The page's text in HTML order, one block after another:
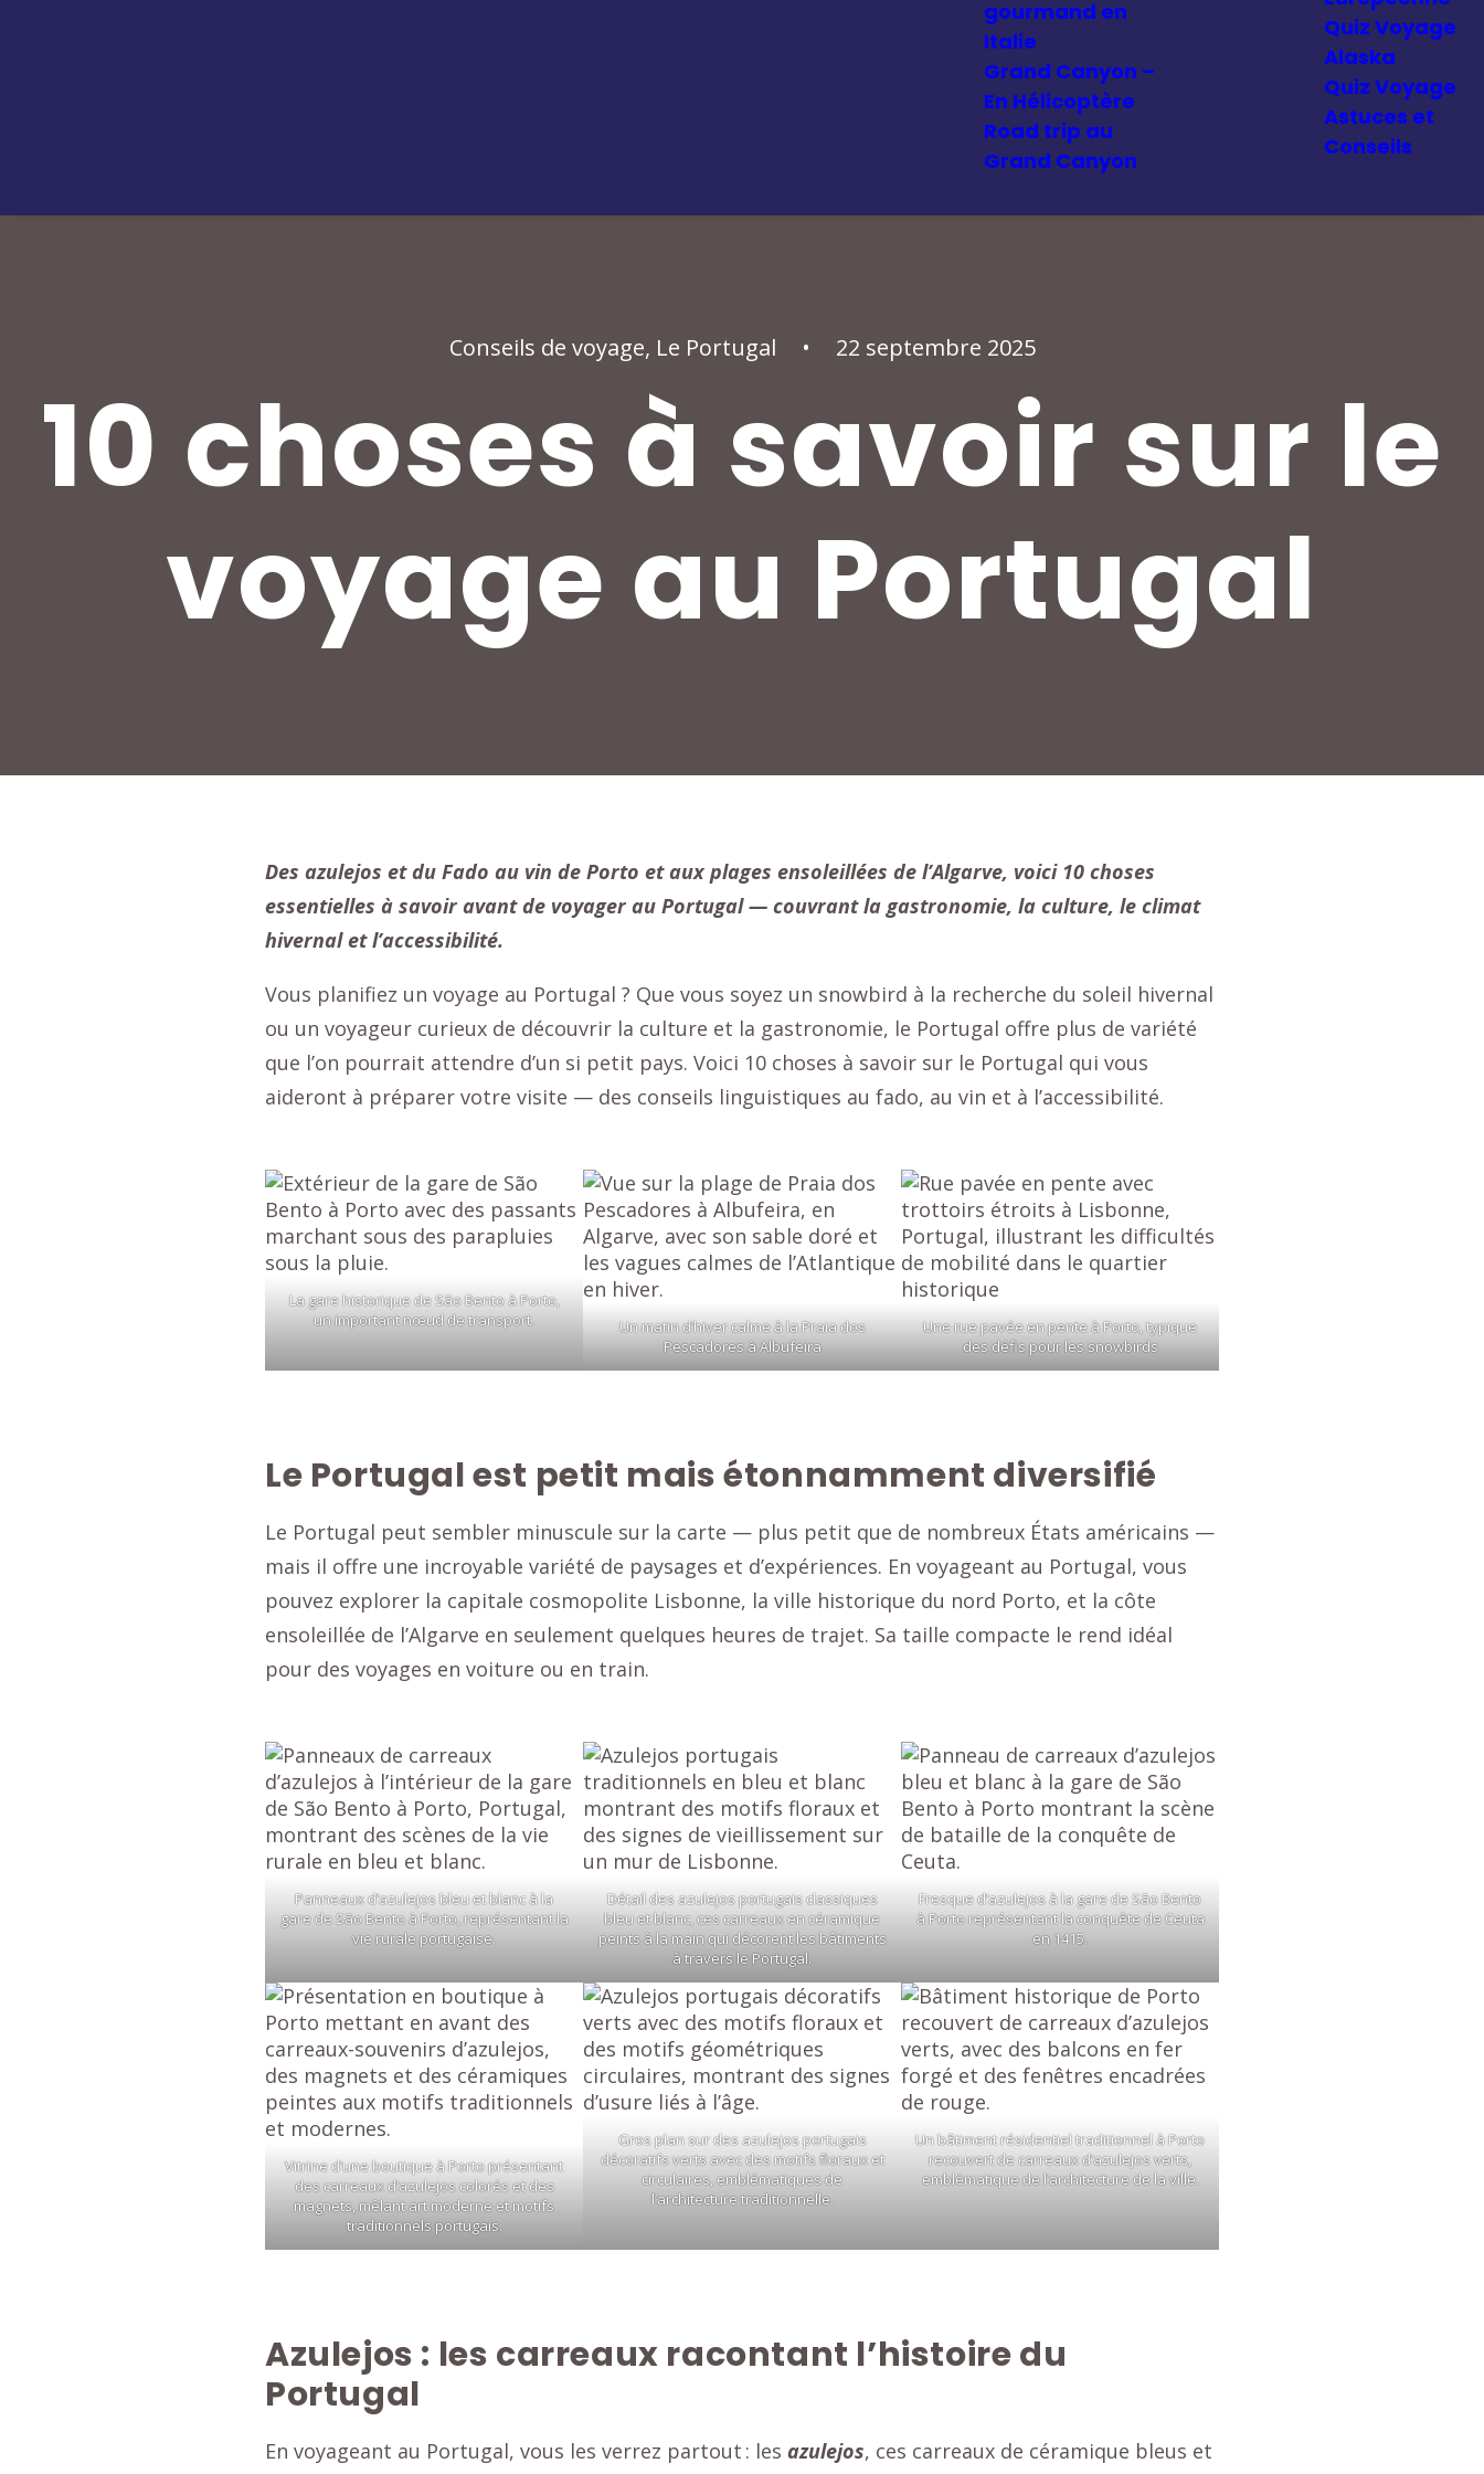
gourmand en
Italie
Grand Canyon –
En Hélicoptère
Road trip au
Grand Canyon
Quiz Voyage
Alaska
Quiz Voyage
Astuces et
Conseils
Conseils de voyage, Le Portugal • 22 septembre 2025
10 choses à savoir sur le
voyage au Portugal
Des azulejos et du Fado au vin de Porto et aux plages ensoleillées de l’Algarve, voici 10 choses
essentielles à savoir avant de voyager au Portugal — couvrant la gastronomie, la culture, le climat
hivernal et l’accessibilité.
Vous planifiez un voyage au Portugal ? Que vous soyez un snowbird à la recherche du soleil hivernal
ou un voyageur curieux de découvrir la culture et la gastronomie, le Portugal offre plus de variété
que l’on pourrait attendre d’un si petit pays. Voici 10 choses à savoir sur le Portugal qui vous
aideront à préparer votre visite — des conseils linguistiques au fado, au vin et à l’accessibilité.
La gare historique de São Bento à Porto,
un important nœud de transport.
Un matin d’hiver calme à la Praia dos
Pescadores à Albufeira
Une rue pavée en pente à Porto, typique
des défis pour les snowbirds
Le Portugal est petit mais étonnamment diversifié
Le Portugal peut sembler minuscule sur la carte — plus petit que de nombreux États américains —
mais il offre une incroyable variété de paysages et d’expériences. En voyageant au Portugal, vous
pouvez explorer la capitale cosmopolite Lisbonne, la ville historique du nord Porto, et la côte
ensoleillée de l’Algarve en seulement quelques heures de trajet. Sa taille compacte le rend idéal
pour des voyages en voiture ou en train.
Panneaux d’azulejos bleu et blanc à la
gare de São Bento à Porto, représentant la
vie rurale portugaise.
Détail des azulejos portugais classiques
bleu et blanc, ces carreaux en céramique
peints à la main qui décorent les bâtiments
à travers le Portugal.
Fresque d’azulejos à la gare de São Bento
à Porto représentant la conquête de Ceuta
en 1415.
Vitrine d’une boutique à Porto présentant
des carreaux d’azulejos colorés et des
magnets, mêlant art moderne et motifs
traditionnels portugais.
Gros plan sur des azulejos portugais
décoratifs verts avec des motifs floraux et
circulaires, emblématiques de
l’architecture traditionnelle.
Un bâtiment résidentiel traditionnel à Porto
recouvert de carreaux d’azulejos verts,
emblématique de l’architecture de la ville.
Azulejos : les carreaux racontant l’histoire du
Portugal
En voyageant au Portugal, vous les verrez partout : les azulejos, ces carreaux de céramique bleus et